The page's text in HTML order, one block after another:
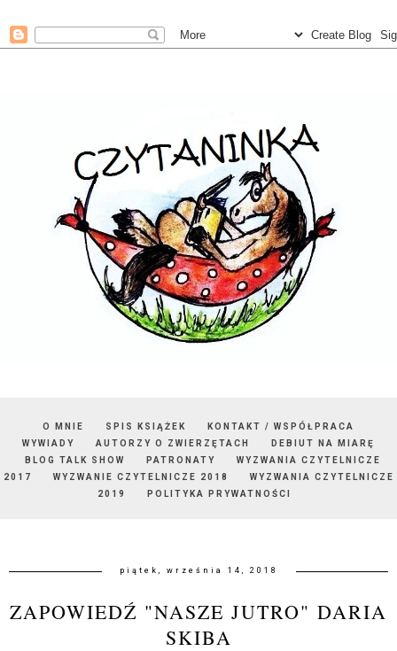
O MNIE SPIS KSIĄŻEK
KONTAKT / WSPÓŁPRACA
WYWIADY
AUTORZY O ZWIERZĘTACH
DEBIUT NA MIARĘ
BLOG TALK SHOW
PATRONATY
WYZWANIA CZYTELNICZE
2017
WYZWANIE CZYTELNICZE 2018
WYZWANIA CZYTELNICZE
2019
POLITYKA PRYWATNOŚCI
piątek, września 14, 2018
ZAPOWIEDŹ "NASZE JUTRO" DARIA
SKIBA